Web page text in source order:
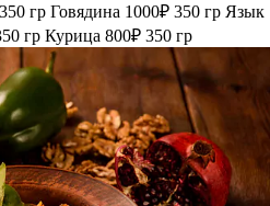
350 гр Говядина 1000₽ 350 гр Язык
гр Курица 800₽ 350 гр